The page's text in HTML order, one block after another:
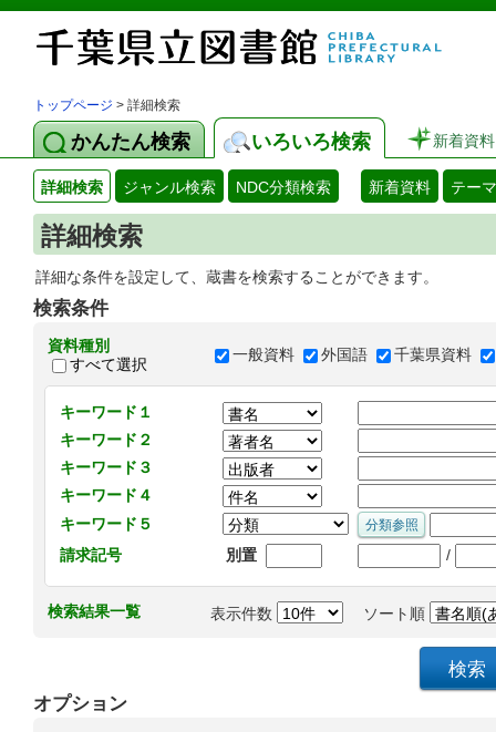
トップページ > 詳細検索
かんたん検索 いろいろ検索 新着資料
詳細検索 ジャンル検索 NDC分類検索 新着資料 テー
詳細検索
詳細な条件を設定して、蔵書を検索することができます。
検索条件
資料種別
すべて選択
一般資料 外国語 千葉県資料
キーワード１
キーワード２
キーワード３
キーワード４
キーワード５
請求記号
別置 /
検索結果一覧 表示件数 ソート順
オプション